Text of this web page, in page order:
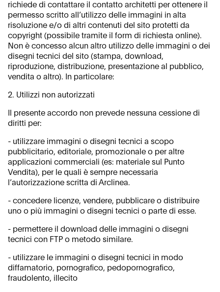
richiede di contattare il contatto architetti per ottenere il
permesso scritto all’utilizzo delle immagini in alta
risoluzione e/o di altri contenuti del sito protetti da
copyright (possibile tramite il form di richiesta online).
Non è concesso alcun altro utilizzo delle immagini o dei
disegni tecnici del sito (stampa, download,
riproduzione, distribuzione, presentazione al pubblico,
vendita o altro). In particolare:
2. Utilizzi non autorizzati
Il presente accordo non prevede nessuna cessione di
diritti per:
- utilizzare immagini o disegni tecnici a scopo
pubblicitario, editoriale, promozionale o per altre
applicazioni commerciali (es: materiale sul Punto
Vendita), per le quali è sempre necessaria
l’autorizzazione scritta di Arclinea.
- concedere licenze, vendere, pubblicare o distribuire
uno o più immagini o disegni tecnici o parte di esse.
- permettere il download delle immagini o disegni
tecnici con FTP o metodo similare.
- utilizzare le immagini o disegni tecnici in modo
diffamatorio, pornografico, pedopornografico,
fraudolento, illecito